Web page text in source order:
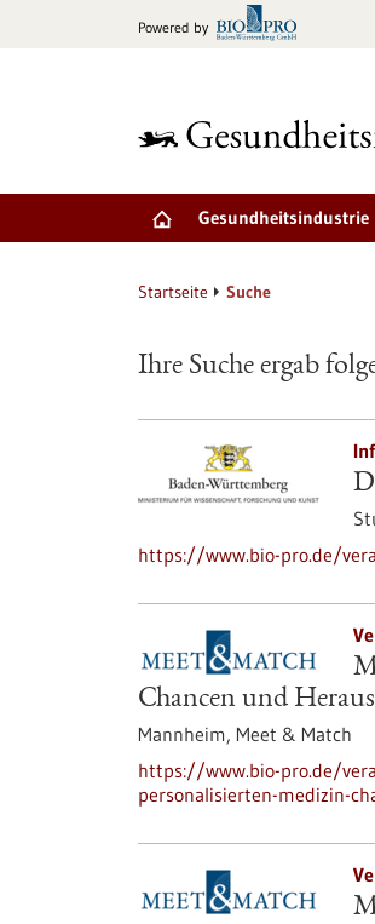
Powered by
Gesundheitsindustrie
Startseite Suche
Ihre Suche ergab
https://www.bio-pro.de/
Chancen und
Mannheim, Meet & Match
https://www.bio-pro.de/
personalisierten-medizin-